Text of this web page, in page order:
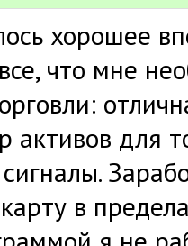
хорошее
что мне
активов для
в